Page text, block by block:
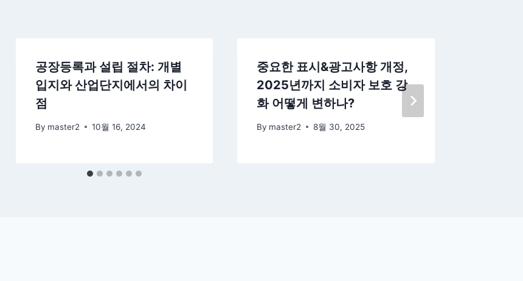
공장등록과 설립 절차: 개별
입지와 산업단지에서의 차이
점
By master2 10월 16, 2024
중요한 표시&광고사항 개정,
2025년까지 소비자 보호 강
화 어떻게 변하나?
By master2 8월 30, 2025